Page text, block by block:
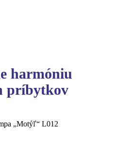
harmóniu
príbytkov
„Motýľ“ L012